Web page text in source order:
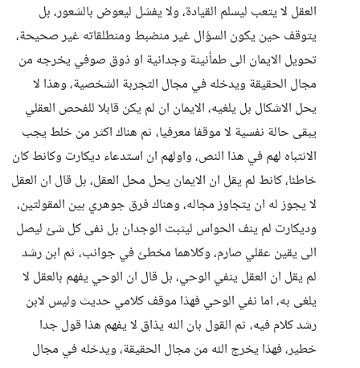
العقل لا يتعب ليسلم القيادة، ولا يفشل ليعوض بالشعور، بل
يتوقف حين يكون السؤال غير منضبط ومنطلقاته غير صحيحة،
تحويل الايمان الى طمأنينة وجدانية او ذوق صوفي يخرجه من
مجال الحقيقة ويدخله في مجال التجربة الشخصية، وهذا لا
يحل الاشكال بل يلغيه، الايمان ان لم يكن قابلا للفحص العقلي
يبقى حالة نفسية لا موقفا معرفيا، ثم هناك اكثر من خلط يجب
الانتباه لهم في هذا النص، واولهم ان استدعاء ديكارت وكانط كان
خاطئا، كانط لم يقل ان الايمان يحل محل العقل، بل قال ان العقل
لا يجوز له ان يتجاوز مجاله، وهناك فرق جوهري بين المقولتين،
وديكارت لم ينف الحواس ليثبت الوجدان بل نفى كل شئ ليصل
الى يقين عقلي صارم، وكلاهما مخطئ في جوانب، ثم ابن رشد
لم يقل ان العقل ينفي الوحي، بل قال ان الوحي يفهم بالعقل لا
يلغى به، اما نفي الوحي فهذا موقف كلامي حديث وليس لابن
رشد كلام فيه، ثم القول بان الله يذاق لا يفهم هذا قول جدا
خطير، فهذا يخرج الله من مجال الحقيقة، ويدخله في مجال